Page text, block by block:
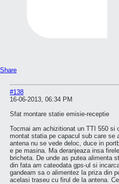
Share
#138
16-06-2013, 06:34 PM
Sfat montare statie emisie-receptie
Tocmai am achizitionat un TTI 550 si
montat statia pe capacul sub care se
antena nu se vede deloc, duce in
e pe masina. Ma deranjeaza insa
bricheta. De unde as putea alimenta
din fata am cateodata gps-ul si
gandeam sa o alimentez la priza din
acelasi traseu cu firul de la antena.